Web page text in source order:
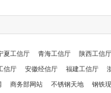
夏工信厅 青海工信厅 陕西工信厅
信厅 安徽经信厅 福建工信厅
商务部网站 不锈钢天地 钢铁